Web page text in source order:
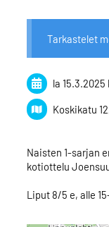
Tarkastelet
la 15.3.2025
Koskikatu
Naisten 1-sarjan
kotiottelu
Liput 8/5 e, alle